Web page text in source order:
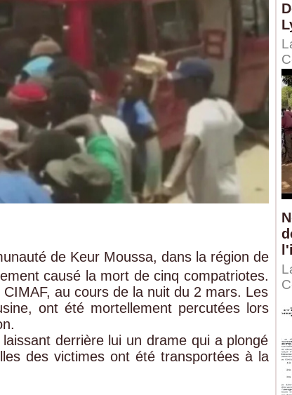
de Keur Moussa, dans la région de
causé la mort de cinq compatriotes.
au cours de la nuit du 2 mars. Les
ont été mortellement percutées lors
derrière lui un drame qui a plongé
des victimes ont été transportées à la